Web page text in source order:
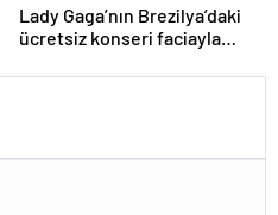
Lady Gaga’nın Brezilya’daki
ücretsiz konseri faciayla